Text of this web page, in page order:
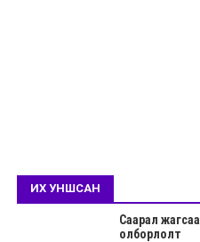
ИХ УНШСАН
Саарал
олборлолт